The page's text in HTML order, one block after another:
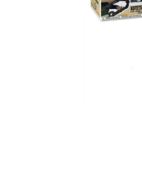
Ropa, calzado y accesorios